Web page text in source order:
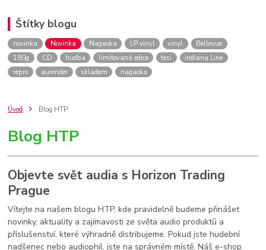
Štítky blogu
novinka Novinka Nagaoka LP vinyl vinyl
Bellevue
180g
CD hudba limitovaná edice tesi
indiana Line
repro
aurender skladem nagaoka
Úvod Blog HTP
Blog HTP
Objevte svět audia s Horizon Trading
Prague
Vítejte na našem blogu HTP, kde pravidelně budeme přinášet
novinky, aktuality a zajímavosti ze světa audio produktů a
příslušenství, které výhradně distribujeme. Pokud jste hudební
nadšenec nebo audiophil, jste na správném místě. Náš e-shop